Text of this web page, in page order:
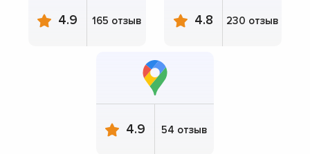
4.9 165 отзыв 4.8 230 отзыв
4.9 54 отзыв